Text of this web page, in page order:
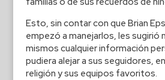
Esto, sin contar con que Brian
empezó a manejarlos, les sugirió
mismos cualquier información
pudiera alejar a sus seguidores,
religión y sus equipos favoritos.